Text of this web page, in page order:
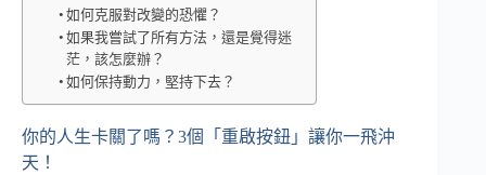
如何克服對改變的恐懼？
如果我嘗試了所有方法，還是覺得迷
茫，該怎麼辦？
如何保持動力，堅持下去？
你的人生卡關了嗎？3個「重啟按鈕」讓你一飛沖
天！